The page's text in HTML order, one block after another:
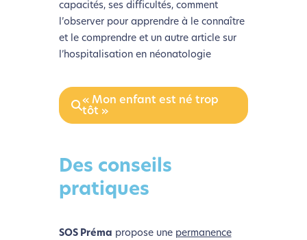
capacités, ses difficultés, comment
l’observer pour apprendre à le connaître
et le comprendre et un autre article sur
l’hospitalisation en néonatologie
« Mon enfant est né trop
tôt »
Des conseils
pratiques
SOS Préma propose une permanence